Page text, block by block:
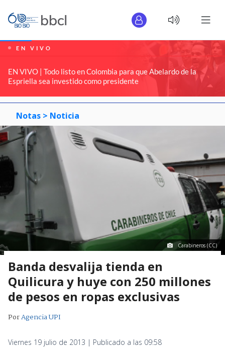
EN VIVO
EN VIVO | Todo listo en Colombia para que Abelardo de la
Espriella sea investido como presidente
Notas > Noticia
Carabineros (CC)
Banda desvalija tienda en
Quilicura y huye con 250 millones
de pesos en ropas exclusivas
PorAgencia UPI
Viernes 19 julio de 2013 | Publicado a las 09:58